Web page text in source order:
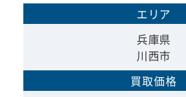
エリア
兵庫県
川西市
買取価格